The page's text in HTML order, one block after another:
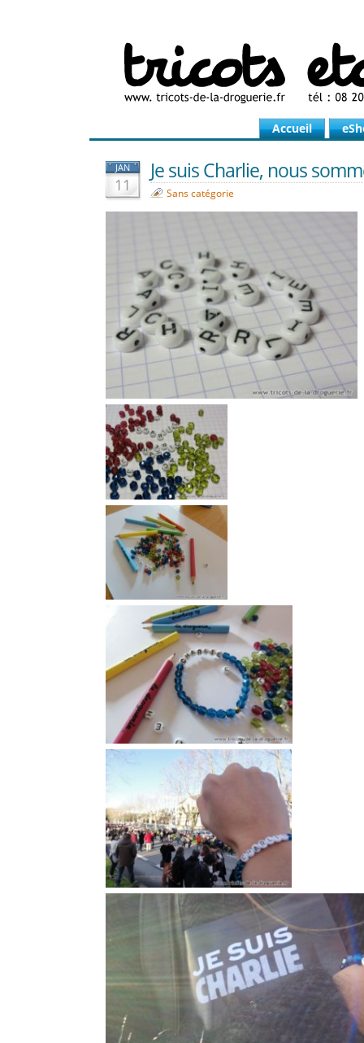
Accueil
JAN
11
Je suis Charlie, nous
Sans catégorie